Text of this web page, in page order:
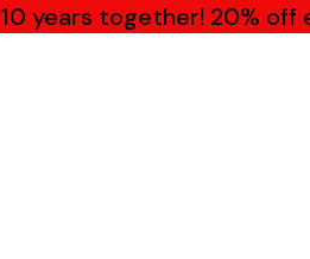
10 years together! 20% off